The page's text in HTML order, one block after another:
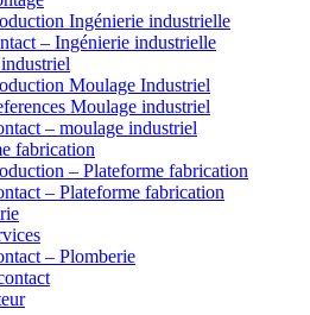
Ingénierie industrielle
– Ingénierie industrielle
Moulage Industriel
Moulage industriel
– moulage industriel
fabrication
– Plateforme fabrication
– Plateforme fabrication
– Plomberie